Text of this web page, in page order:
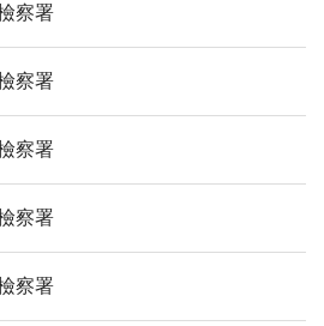
察署
察署
察署
察署
察署